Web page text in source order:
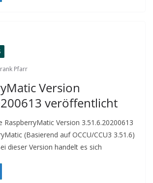
Pfarr
Version
veröffentlicht
RaspberryMatic Version 3.51.6.20200613
(Basierend auf OCCU/CCU3 3.51.6)
dieser Version handelt es sich